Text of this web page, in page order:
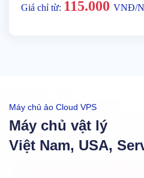
Giá chỉ từ: 115.000 VNĐ/
Máy chủ ảo Cloud VPS
Máy chủ vật lý
Việt Nam, USA,